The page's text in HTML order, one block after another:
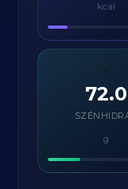
kcal
⚡
72.0
g